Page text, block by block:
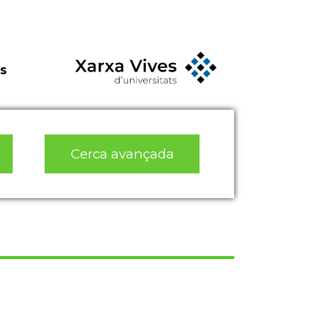
Cerca avançada